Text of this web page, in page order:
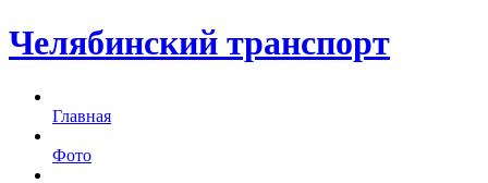
Челябинский транспорт
Главная
Фото